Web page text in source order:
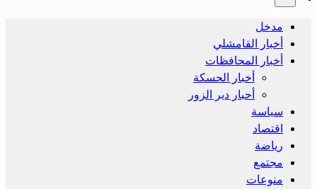
مدخل
أخبار القامشلي
أخبار المحافظات
أخبار الحسكة
أحبار دير الزور
سياسة
اقتصاد
رياضة
مجتمع
منوعات